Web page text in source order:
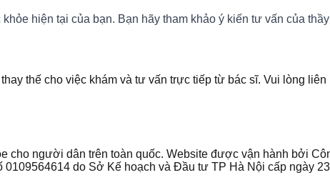
hiện tại của bạn. Bạn hãy tham khảo ý kiến tư vấn của
thế cho việc khám và tư vấn trực tiếp từ bác sĩ. Vui lòng
người dân trên toàn quốc. Website được vận hành bởi
do Sở Kế hoạch và Đầu tư TP Hà Nội cấp ngày